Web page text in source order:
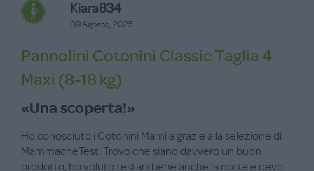
Kiara834
09 Agosto, 2025
Pannolini Cotonini Classic Taglia 4
Maxi (8-18 kg)
«Una scoperta!»
Ho conosciuto i Cotonini Mamila grazie alla selezione di
MammacheTest. Trovo che siano davvero un buon
prodotto, ho voluto testarli bene anche la notte e devo